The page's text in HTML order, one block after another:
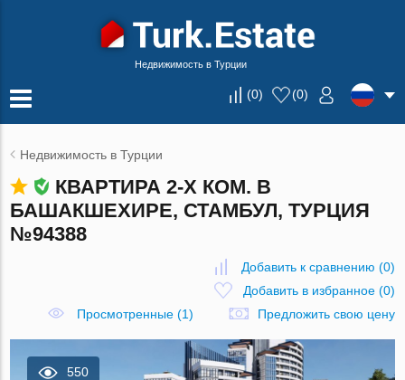
Недвижимость в Турции
(0) (0)
Недвижимость в Турции
КВАРТИРА 2-Х КОМ. В
БАШАКШЕХИРЕ, СТАМБУЛ, ТУРЦИЯ
№94388
Добавить к сравнению (0)
Добавить в избранное(0)
Просмотренные (1)
Предложить свою цену
550